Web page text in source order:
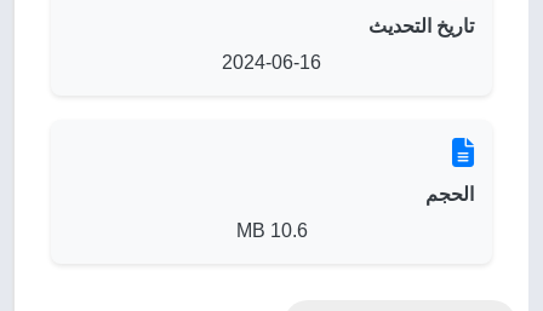
تاريخ التحديث
2024-06-16
الحجم
10.6 MB